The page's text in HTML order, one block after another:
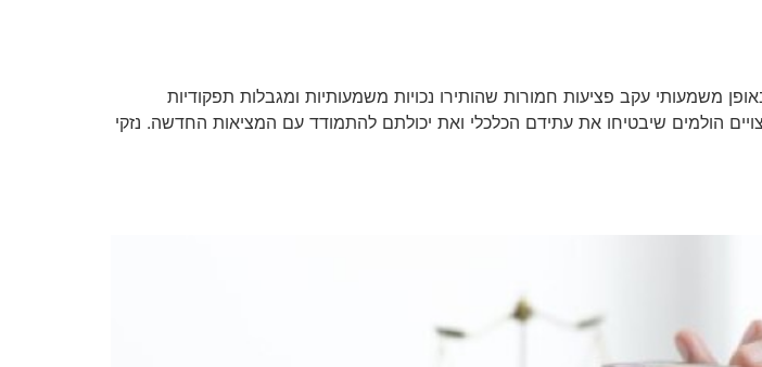
משמעותי עקב פציעות חמורות שהותירו נכויות משמעותיות ומגבלות תפקודיות
הולמים שיבטיחו את עתידם הכלכלי ואת יכולתם להתמודד עם המציאות החדשה. נזקי